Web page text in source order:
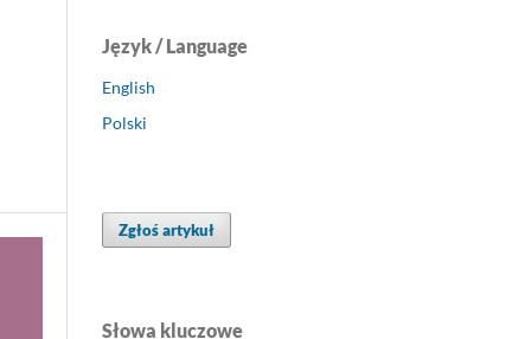
Język / Language
English
Polski
Zgłoś artykuł
Słowa kluczowe